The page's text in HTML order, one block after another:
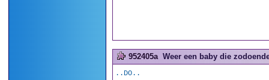
952405a Weer een baby die
..DO..